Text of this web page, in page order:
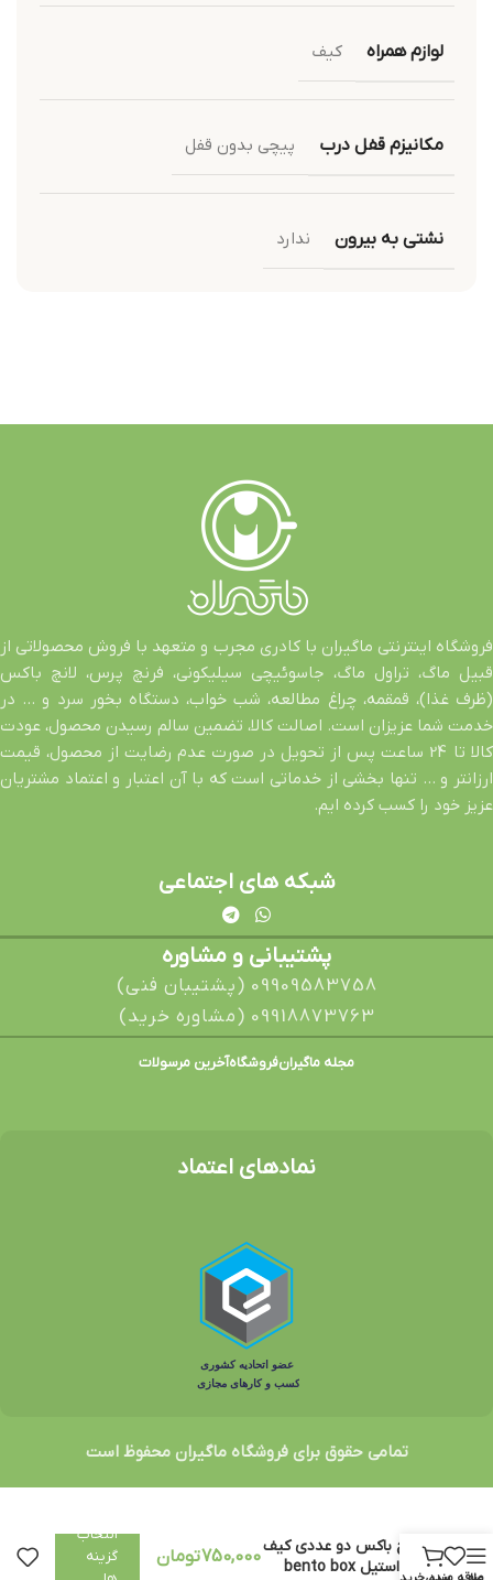
لوازم همراه کیف
مکانیزم قفل درب پیچی بدون قفل
نشتی به بیرون ندارد
فروشگاه اینترنتی ماگیران با کادری مجرب و متعهد با فروش محصولاتی از
قبیل ماگ، تراول ماگ، جاسوئیچی سیلیکونی، فرنچ پرس، لانچ باکس
(ظرف غذا)، قمقمه، چراغ مطالعه، شب خواب، دستگاه بخور سرد و … در
خدمت شما عزیزان است. اصالت کالا، تضمین سالم رسیدن محصول، عودت
کالا تا 24 ساعت پس از تحویل در صورت عدم رضایت از محصول، قیمت
ارزانتر و … تنها بخشی از خدماتی است که با آن اعتبار و اعتماد مشتریان
عزیز خود را کسب کرده ایم.
شبکه های اجتماعی
پشتیبانی و مشاوره
09909583758 (پشتیبان فنی)
09918873763 (مشاوره خرید)
مجله ماگیرانفروشگاهآخرین مرسولات
نمادهای اعتماد
تمامی حقوق برای فروشگاه ماگیران محفوظ است
لانچ باکس دو عددی کیف‌
دار استیل bento box
750,000تومان
انتخاب
گزینه